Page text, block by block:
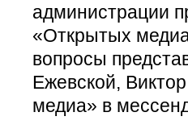
администрации
«Открытых
вопросы
Ежевской,
медиа» в